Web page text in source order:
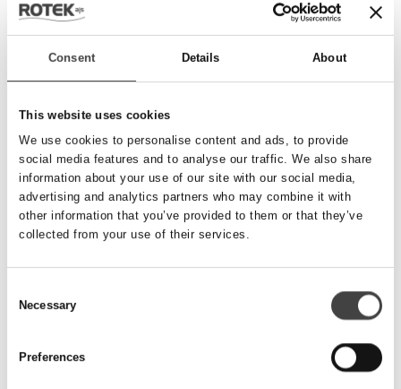
Consent Details About
This website uses cookies
We use cookies to personalise content and ads, to provide
social media features and to analyse our traffic. We also share
information about your use of our site with our social media,
advertising and analytics partners who may combine it with
other information that you’ve provided to them or that they’ve
collected from your use of their services.
Selection
Necessary
Preferences
Andre koblinger kan monteres på forespørgsel.
Varenr.7040110-65
Dimension Ø110mm
Beskrivelse
Ø110 x 6,6 x 6000mm PE100 SDR17 stamrør